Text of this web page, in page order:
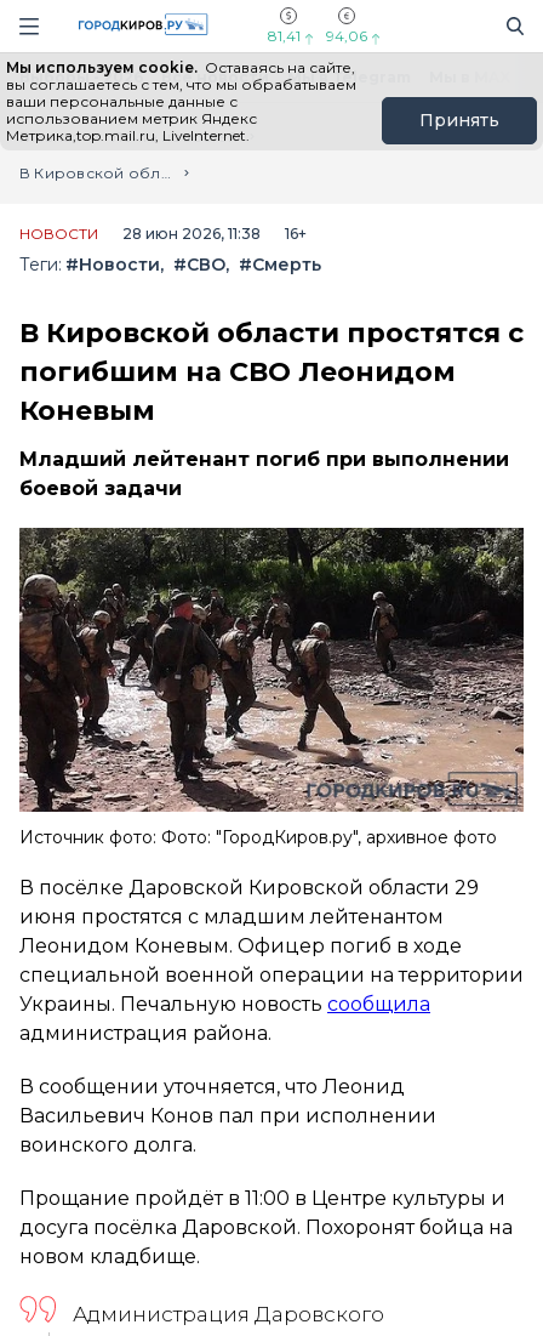
Навигация сайта
81,41 94,06
Мы используем cookie. Оставаясь на сайте,
вы соглашаетесь с тем, что мы обрабатываем
ваши персональные данные с
использованием метрик Яндекс
Метрика,top.mail.ru, LiveInternet.
Принять
Выборы - 2026 Все новости Мы в Telegram
Главная
Лента новостей
В Кировской области простятся с погибшим на СВО Леонидом Коневым
НОВОСТИ 28 июн 2026, 11:38 16+
Теги: #Новости #СВО #Смерть
В Кировской области простятся с
погибшим на СВО Леонидом
Коневым
Младший лейтенант погиб при выполнении
боевой задачи
Источник фото: Фото: "ГородКиров.ру", архивное фото
В посёлке Даровской Кировской области 29
июня простятся с младшим лейтенантом
Леонидом Коневым. Офицер погиб в ходе
специальной военной операции на территории
Украины. Печальную новость сообщила
администрация района.
В сообщении уточняется, что Леонид
Васильевич Конов пал при исполнении
воинского долга.
Прощание пройдёт в 11:00 в Центре культуры и
досуга посёлка Даровской. Похоронят бойца на
новом кладбище.
Администрация Даровского